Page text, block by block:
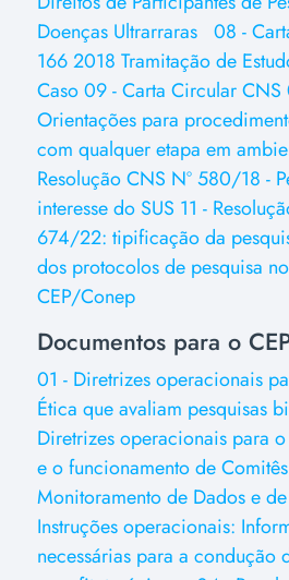
Doenças Ultrarraras 08 -
166 2018 Tramitação de
Caso 09 - Carta Circular
Orientações para
com qualquer etapa em
Resolução CNS Nº 580/18 -
interesse do SUS 11 -
674/22: tipificação da
dos protocolos de pesquisa
CEP/Conep
Documentos para o
01 - Diretrizes operacionais
Ética que avaliam pesquisas
Diretrizes operacionais para
e o funcionamento de
Monitoramento de Dados e
Instruções operacionais:
necessárias para a condução